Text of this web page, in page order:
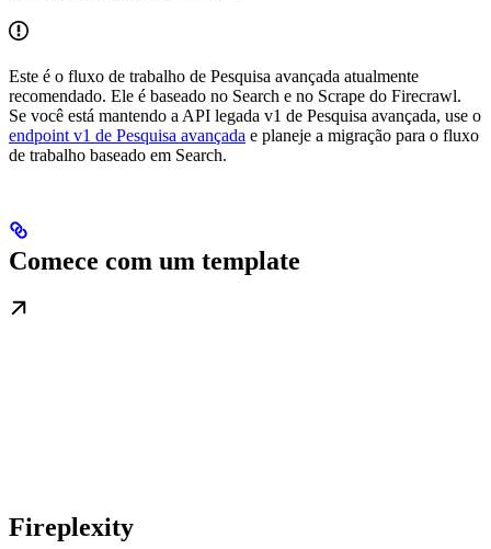
Este é o fluxo de trabalho de Pesquisa avançada atualmente
recomendado. Ele é baseado no Search e no Scrape do Firecrawl.
Se você está mantendo a API legada v1 de Pesquisa avançada, use o
endpoint v1 de Pesquisa avançada e planeje a migração para o fluxo
de trabalho baseado em Search.
Comece com um template
Fireplexity